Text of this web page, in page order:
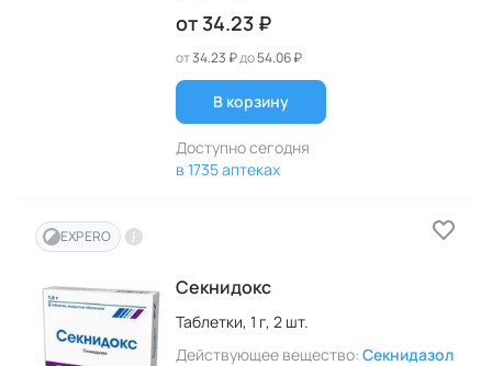
от 34.23 ₽
от34.23 ₽до54.06 ₽
В корзину
Доступно сегодня
в 1735 аптеках
EXPERO
Секнидокс
Таблетки, 1 г, 2 шт.
Действующее вещество: Секнидазол